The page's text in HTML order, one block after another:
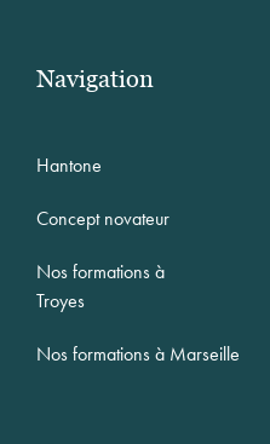
Navigation
Hantone
Concept novateur
Nos formations à
Troyes
Nos formations à Marseille